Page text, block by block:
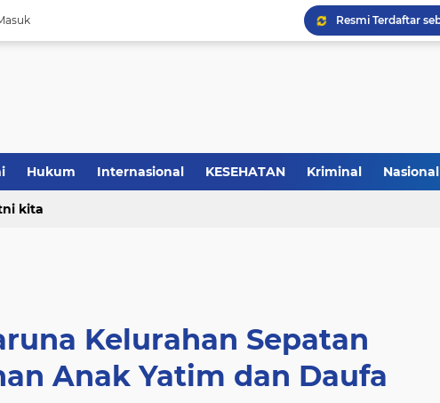
Hukum Internasional KESEHATAN Kriminal Nasional
kita
Kelurahan Sepatan
Anak Yatim dan Daufa